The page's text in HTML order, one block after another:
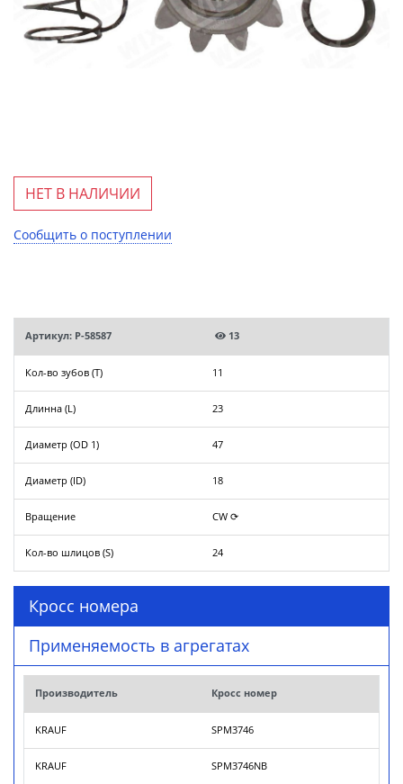
НЕТ В НАЛИЧИИ
Сообщить о поступлении
Артикул: P-58587 13
Кол-во зубов (T) 11
Длинна (L) 23
Диаметр (OD 1) 47
Диаметр (ID) 18
Вращение CW ⟳
Кол-во шлицов (S) 24
Кросс номера
Применяемость в агрегатах
Производитель Кросс номер
KRAUF SPM3746
KRAUF SPM3746NB